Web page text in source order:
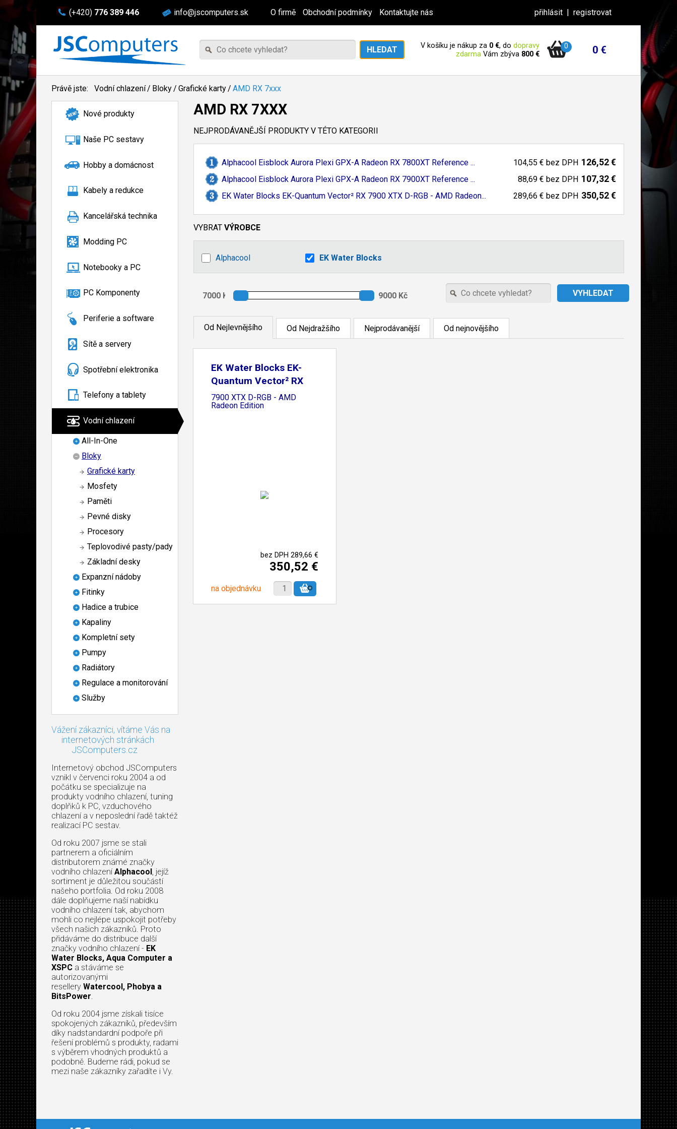
(+420) 776 389 446 info@jscomputers.sk O firmě Obchodní podmínky Kontaktujte nás přihlásit | registrovat
V košíku je nákup za 0 €, do dopravy
zdarma Vám zbýva 800 €
0 0 €
Právě jste: Vodní chlazení/ Bloky/ Grafické karty/ AMD RX 7xxx
Nové produkty
Naše PC sestavy
Hobby a domácnost
Kabely a redukce
Kancelářská technika
Modding PC
Notebooky a PC
PC Komponenty
Periferie a software
Sítě a servery
Spotřební elektronika
Telefony a tablety
Vodní chlazení
All-In-One
Bloky
Grafické karty
Mosfety
Paměti
Pevné disky
Procesory
Teplovodivé pasty/pady
Základní desky
Expanzní nádoby
Fitinky
Hadice a trubice
Kapaliny
Kompletní sety
Pumpy
Radiátory
Regulace a monitorování
Služby
Vážení zákazníci, vítáme Vás na
internetových stránkách
JSComputers.cz
Internetový obchod JSComputers
vznikl v červenci roku 2004 a od
počátku se specializuje na
produkty vodního chlazení, tuning
doplňků k PC, vzduchového
chlazení a v neposlední řadě taktéž
realizací PC sestav.
Od roku 2007 jsme se stali
partnerem a oficiálním
distributorem známé značky
vodního chlazení Alphacool, jejíž
sortiment je důležitou součástí
našeho portfolia. Od roku 2008
dále doplňujeme naší nabídku
vodního chlazení tak, abychom
mohli co nejlépe uspokojit potřeby
všech našich zákazníků. Proto
přidáváme do distribuce další
značky vodního chlazení - EK
Water Blocks, Aqua Computer a
XSPC a stáváme se
autorizovanými
resellery Watercool, Phobya a
BitsPower.
Od roku 2004 jsme získali tisíce
spokojených zákazníků, především
díky nadstandardní podpoře při
řešení problémů s produkty, radami
s výběrem vhodných produktů a
podobně. Budeme rádi, pokud se
mezi naše zákazníky zařadíte i Vy.
AMD RX 7XXX
NEJPRODÁVANĚJŠÍ PRODUKTY V TÉTO KATEGORII
Alphacool Eisblock Aurora Plexi GPX-A Radeon RX 7800XT Reference ... 104,55 € bez DPH 126,52 €
Alphacool Eisblock Aurora Plexi GPX-A Radeon RX 7900XT Reference ... 88,69 € bez DPH 107,32 €
EK Water Blocks EK-Quantum Vector² RX 7900 XTX D-RGB - AMD Radeon... 289,66 € bez DPH 350,52 €
VYBRAT VÝROBCE
Alphacool EK Water Blocks
Od Nejlevnějšího Od Nejdražšího Nejprodávanější Od nejnovějšího
EK Water Blocks EK-
Quantum Vector² RX
7900 XTX D-RGB - AMD
Radeon Edition
bez DPH 289,66 €
350,52 €
na objednávku